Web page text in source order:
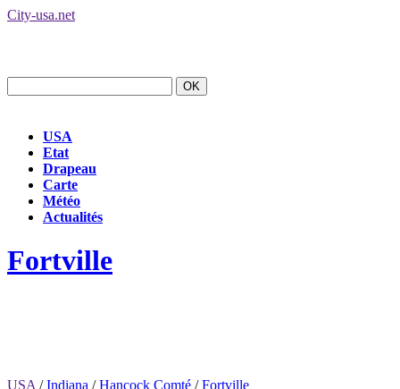
City-usa.net
USA
Etat
Drapeau
Carte
Météo
Actualités
Fortville
USA /Indiana /Hancock Comté /Fortville